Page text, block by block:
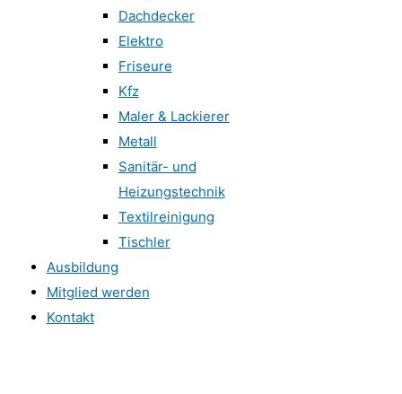
Dachdecker
Elektro
Friseure
Kfz
Maler & Lackierer
Metall
Sanitär- und
Heizungstechnik
Textilreinigung
Tischler
Ausbildung
Mitglied werden
Kontakt